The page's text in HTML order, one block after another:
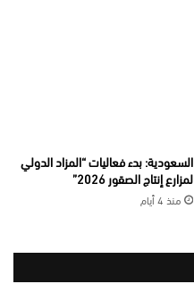
السعودية: بدء فعاليات “المزاد الدولي
لمزارع إنتاج الصقور 2026”
منذ 4 أيام